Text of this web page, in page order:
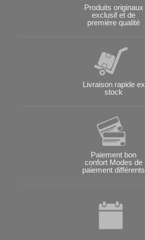
Produits originaux
exclusif et de
première qualité
Livraison rapide ex
stock
Paiement bon
confort Modes de
paiement différents